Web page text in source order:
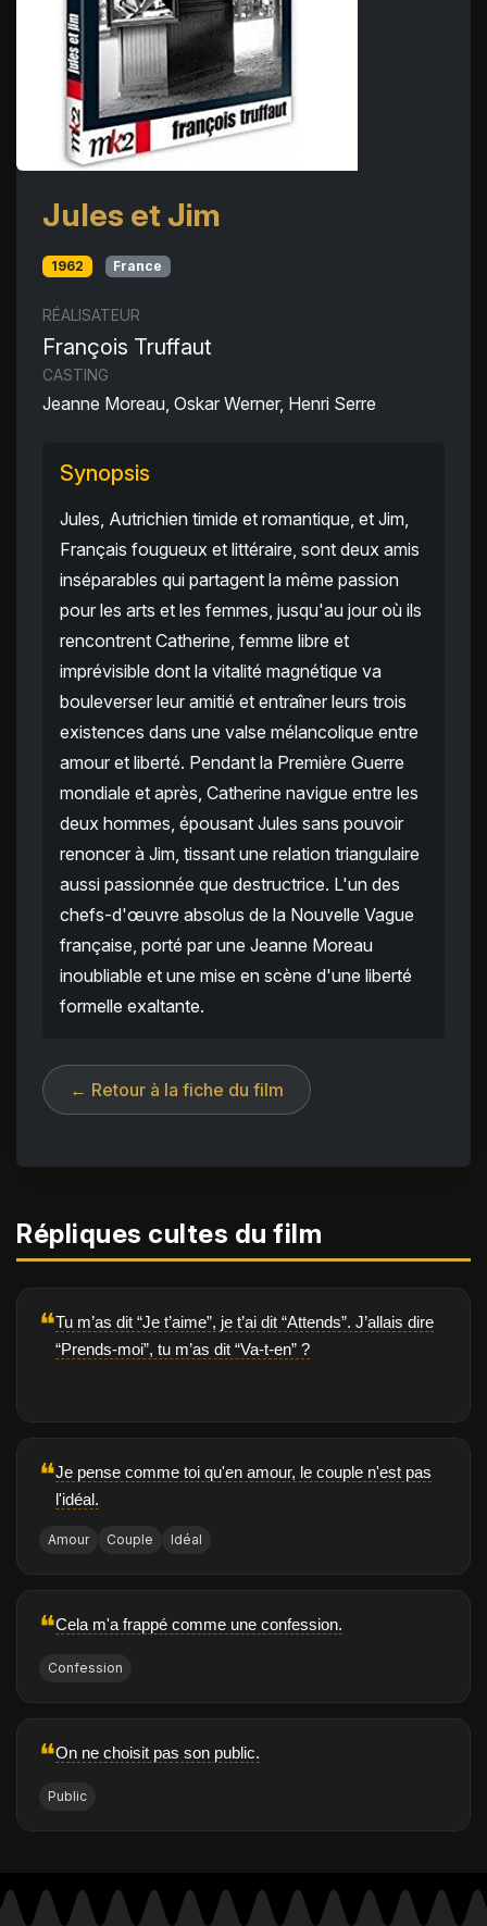
Jules et Jim
1962 France
RÉALISATEUR
François Truffaut
CASTING
Jeanne Moreau, Oskar Werner, Henri Serre
Synopsis
Jules, Autrichien timide et romantique, et Jim,
Français fougueux et littéraire, sont deux amis
inséparables qui partagent la même passion
pour les arts et les femmes, jusqu'au jour où ils
rencontrent Catherine, femme libre et
imprévisible dont la vitalité magnétique va
bouleverser leur amitié et entraîner leurs trois
existences dans une valse mélancolique entre
amour et liberté. Pendant la Première Guerre
mondiale et après, Catherine navigue entre les
deux hommes, épousant Jules sans pouvoir
renoncer à Jim, tissant une relation triangulaire
aussi passionnée que destructrice. L'un des
chefs-d'œuvre absolus de la Nouvelle Vague
française, porté par une Jeanne Moreau
inoubliable et une mise en scène d'une liberté
formelle exaltante.
← Retour à la fiche du film
Répliques cultes du film
❝Tu m’as dit “Je t’aime”, je t’ai dit “Attends”. J’allais dire
“Prends-moi”, tu m’as dit “Va-t-en” ?
❝Je pense comme toi qu'en amour, le couple n'est pas
l'idéal.
Amour Couple Idéal
❝Cela m'a frappé comme une confession.
Confession
❝On ne choisit pas son public.
Public